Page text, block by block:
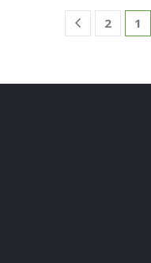
1
2